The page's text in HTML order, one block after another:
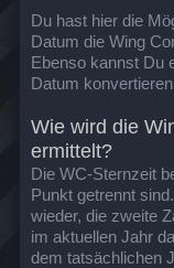
Du hast hier die
Datum die Wing
Ebenso kannst Du
Datum
Wie wird die
ermittelt?
Die WC-Sternzeit
Punkt getrennt
wieder, die zweite
im aktuellen Jahr
dem tatsächlichen